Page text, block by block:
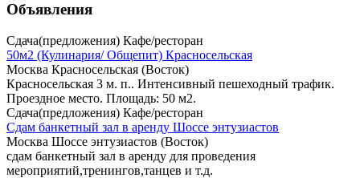
Объявления
Сдача(предложения) Кафе/ресторан
50м2 (Кулинария/ Общепит) Красносельская
Москва Красносельская (Восток)
Красносельская 3 м. п.. Интенсивный пешеходный трафик.
Проездное место. Площадь: 50 м2.
Сдача(предложения) Кафе/ресторан
Cдам банкетный зал в аренду Шоссе энтузиастов
Москва Шоссе энтузиастов (Восток)
сдам банкетный зал в аренду для проведения
мероприятий,тренингов,танцев и т.д.